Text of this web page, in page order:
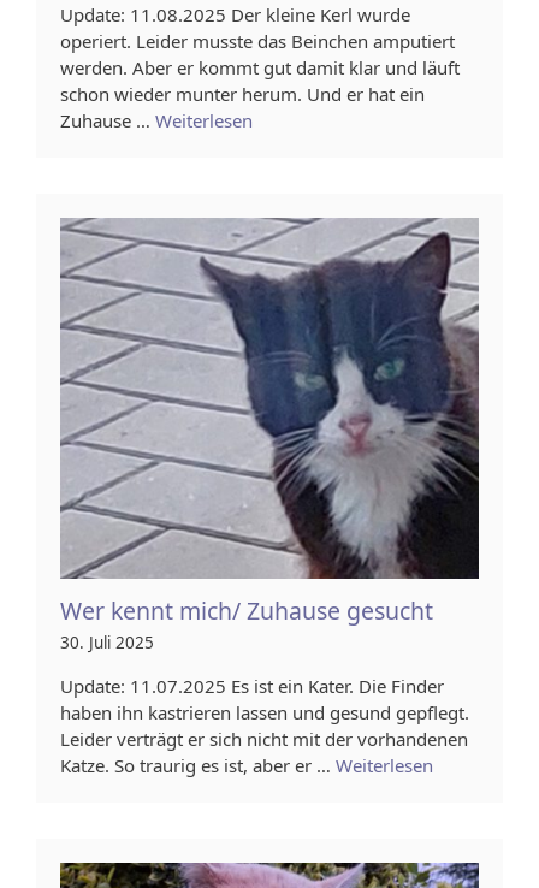
Update: 11.08.2025 Der kleine Kerl wurde
operiert. Leider musste das Beinchen amputiert
werden. Aber er kommt gut damit klar und läuft
schon wieder munter herum. Und er hat ein
Zuhause … Weiterlesen
Wer kennt mich/ Zuhause gesucht
30. Juli 2025
Update: 11.07.2025 Es ist ein Kater. Die Finder
haben ihn kastrieren lassen und gesund gepflegt.
Leider verträgt er sich nicht mit der vorhandenen
Katze. So traurig es ist, aber er … Weiterlesen